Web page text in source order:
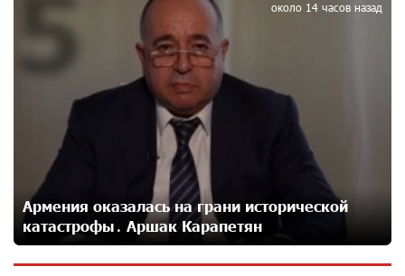
Пашинян замотивирован уничтожить Армению․
Аршак Карапетян
«Мой лес Армения» — бенефициар инициативы
«Сила одного драма» в июле
27 дней назад
Армения оказалась на грани исторической
катастрофы․ Аршак Карапетян
около 14 часов назад
5